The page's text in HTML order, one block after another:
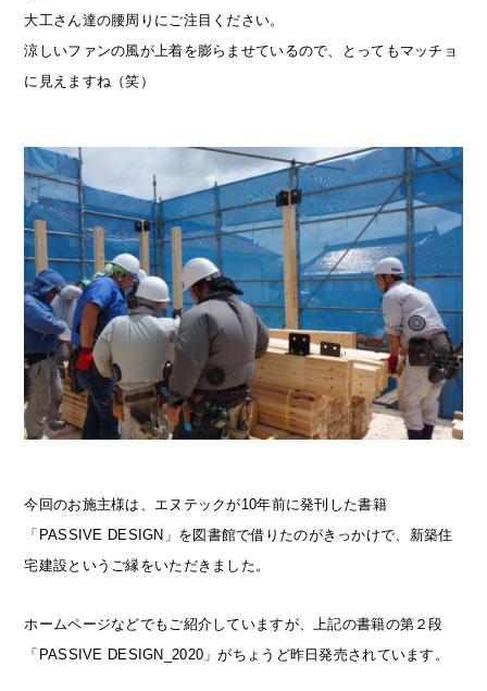
大工さん達の腰周りにご注目ください。
涼しいファンの風が上着を膨らませているので、とってもマッチョ
に見えますね（笑）
今回のお施主様は、エヌテックが10年前に発刊した書籍
「PASSIVE DESIGN」を図書館で借りたのがきっかけで、新築住
宅建設というご縁をいただきました。
ホームページなどでもご紹介していますが、上記の書籍の第２段
「PASSIVE DESIGN_2020」がちょうど昨日発売されています。